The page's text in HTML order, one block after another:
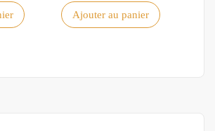
Ajouter au panier